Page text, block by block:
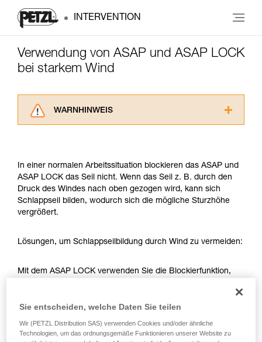
INTERVENTION
Verwendung von ASAP und ASAP LOCK
bei starkem Wind
WARNHINWEIS
ziehen. Um diese Zusatzinformationen
verstehen zu können, müssen Sie zuerst die in
der Gebrauchsanweisung enthaltenen
Informationen richtig verstanden haben.
Die Beherrschung dieser Techniken setzt eine
Training voraus. Prüfen Sie zusammen mit
Sie ihn eigenständig durchführen.
noch andere Techniken, die hier nicht
beschrieben werden.
In einer normalen Arbeitssituation blockieren das ASAP und
ASAP LOCK das Seil nicht. Wenn das Seil z. B. durch den
Druck des Windes nach oben gezogen wird, kann sich
Schlappseil bilden, wodurch sich die mögliche Sturzhöhe
vergrößert.
Lösungen, um Schlappseilbildung durch Wind zu vermeiden:
Mit dem ASAP LOCK verwenden Sie die Blockierfunktion,
Aufstieg der anwendenden Person wird durch diese Funktion
nicht behindert.
Mit dem ASAP, das keine Blockierfunktion hat, können
Sie entscheiden, welche Daten Sie teilen
Wir (PETZL Distribution SAS) verwenden Cookies und/oder ähnliche
Technologien, um das ordnungsgemäße Funktionieren unserer Website zu